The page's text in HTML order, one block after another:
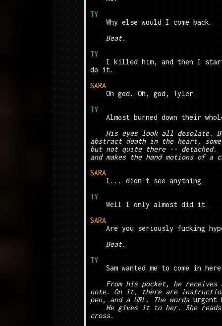
TY
Beat.
TY
do it.
SARA
TY
His eyes look all desolate.
abstract death in the heart,
but not quite there -- detached.
and makes the hand motions of a
SARA
TY
SARA
Beat.
TY
From his pocket, he receives
note. On it, there are
pen, and a URL. The words urgent
He gives it to her. She
cross.